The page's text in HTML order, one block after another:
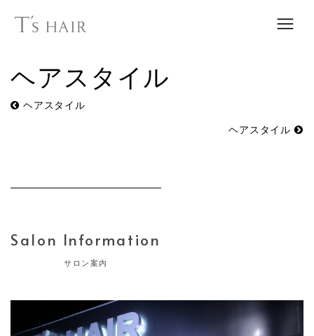
ヘアスタイル
ヘアスタイル
ヘアスタイル
Salon Information
サロン案内